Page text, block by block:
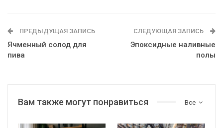
ПРЕДЫДУЩАЯ ЗАПИСЬ
Ячменный солод для
пива
СЛЕДУЮЩАЯ ЗАПИСЬ
Эпоксидные наливные
полы
Все
Вам также могут понравиться